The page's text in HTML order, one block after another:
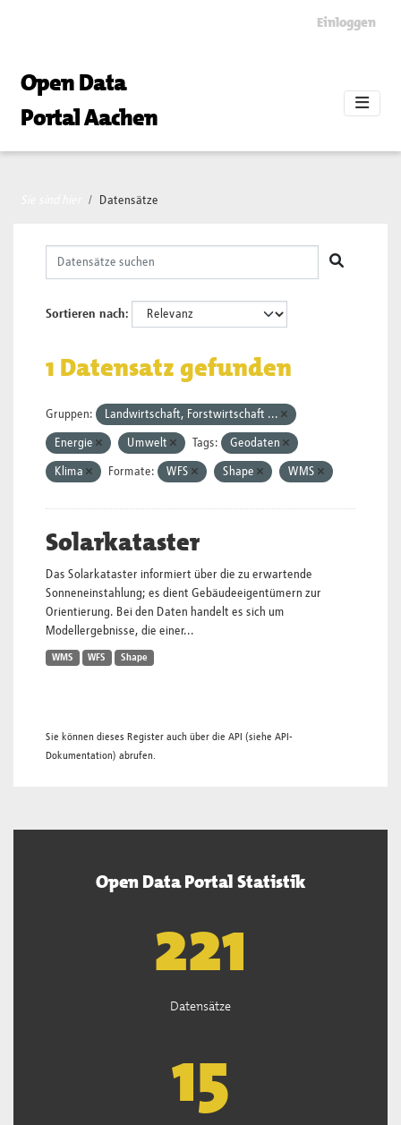
Einloggen
Open Data
Portal Aachen
Datensätze
Sortieren nach
1 Datensatz gefunden
Gruppen: Landwirtschaft, Forstwirtschaft ...
Energie Umwelt Tags: Geodaten
Klima Formate: WFS Shape WMS
Solarkataster
Das Solarkataster informiert über die zu erwartende
Sonneneinstahlung; es dient Gebäudeeigentümern zur
Orientierung. Bei den Daten handelt es sich um
Modellergebnisse, die einer...
WMS WFS Shape
Sie können dieses Register auch über die API (siehe API-
Dokumentation) abrufen.
Open Data Portal Statistik
222
Datensätze
15